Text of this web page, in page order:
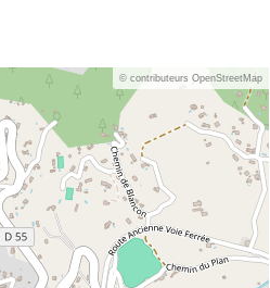
© contributeurs OpenStreetMap